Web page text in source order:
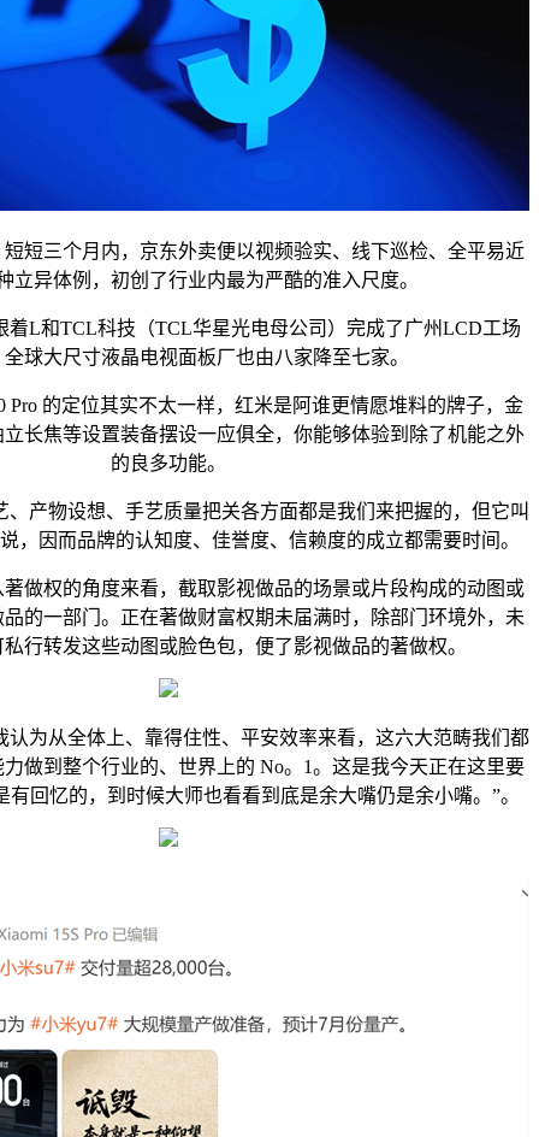
三个月内，京东外卖便以视频验实、线下巡检、全平易近
立异体例，初创了行业内最为严酷的准入尺度。
和TCL科技（TCL华星光电母公司）完成了广州LCD工场
球大尺寸液晶电视面板厂也由八家降至七家。
的定位其实不太一样，红米是阿谁更情愿堆料的牌子，金
长焦等设置装备摆设一应俱全，你能够体验到除了机能之外
的良多功能。
物设想、手艺质量把关各方面都是我们来把握的，但它叫
，因而品牌的认知度、佳誉度、信赖度的成立都需要时间。
权的角度来看，截取影视做品的场景或片段构成的动图或
的一部门。正在著做财富权期未届满时，除部门环境外，未
行转发这些动图或脸色包，便了影视做品的著做权。
从全体上、靠得住性、平安效率来看，这六大范畴我们都
做到整个行业的、世界上的 No。1。这是我今天正在这里要
回忆的，到时候大师也看看到底是余大嘴仍是余小嘴。”。